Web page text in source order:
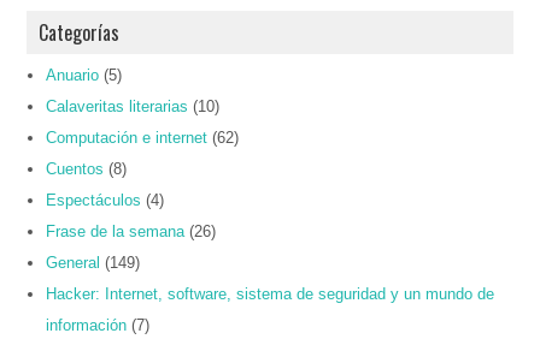
Categorías
Anuario (5)
Calaveritas literarias (10)
Computación e internet (62)
Cuentos (8)
Espectáculos (4)
Frase de la semana (26)
General (149)
Hacker: Internet, software, sistema de seguridad y un mundo de
información (7)